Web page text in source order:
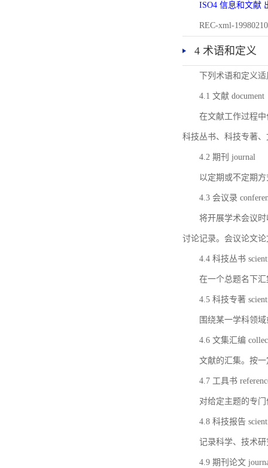
ISO4 信息和文献
REC-xml-
4 术语和定义
下列术语和定义
4.1 文献 document
在文献工作过程
科技丛书、科技专著
4.2 期刊 journal
以定期或不定期
4.3 会议录
将开展学术会议
讨论记录。会议论文
4.4 科技丛书
在一个总题名下
4.5 科技专著
围绕某一学科领
4.6 文集汇编
文献的汇集。按
4.7 工具书
对给定主题的专
4.8 科技报告
记录科学、技术
4.9 期刊论文